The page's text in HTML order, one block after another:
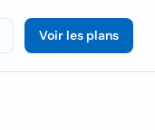
Voir les plans